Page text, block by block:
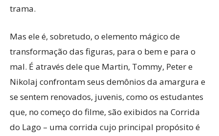
trama.
Mas ele é, sobretudo, o elemento mágico de
transformação das figuras, para o bem e para o
mal. É através dele que Martin, Tommy, Peter e
Nikolaj confrontam seus demônios da amargura e
se sentem renovados, juvenis, como os estudantes
que, no começo do filme, são exibidos na Corrida
do Lago – uma corrida cujo principal propósito é